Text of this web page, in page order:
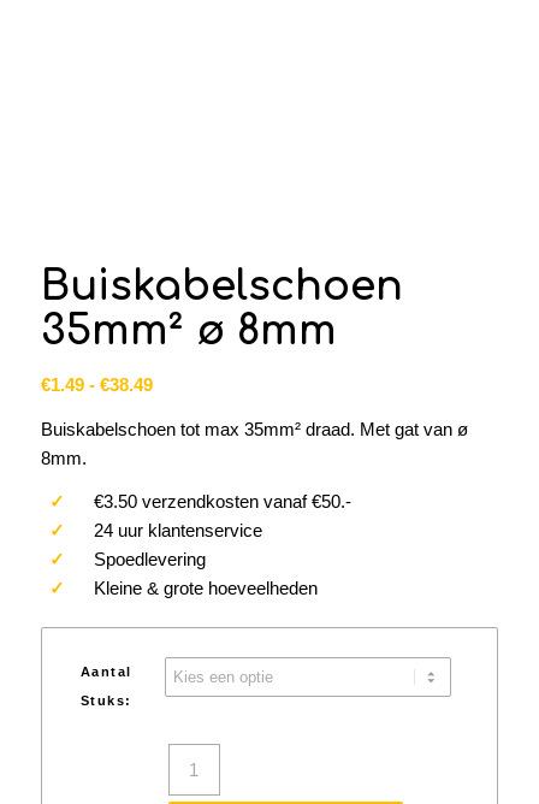
Buiskabelschoen
35mm² ø 8mm
€1.49 - €38.49Prijsklasse:
tot
Buiskabelschoen tot max 35mm² draad. Met gat van ø
8mm.
✓ €3.50 verzendkosten vanaf €50.-
✓ 24 uur klantenservice
✓ Spoedlevering
✓ Kleine & grote hoeveelheden
Aantal
Stuks: